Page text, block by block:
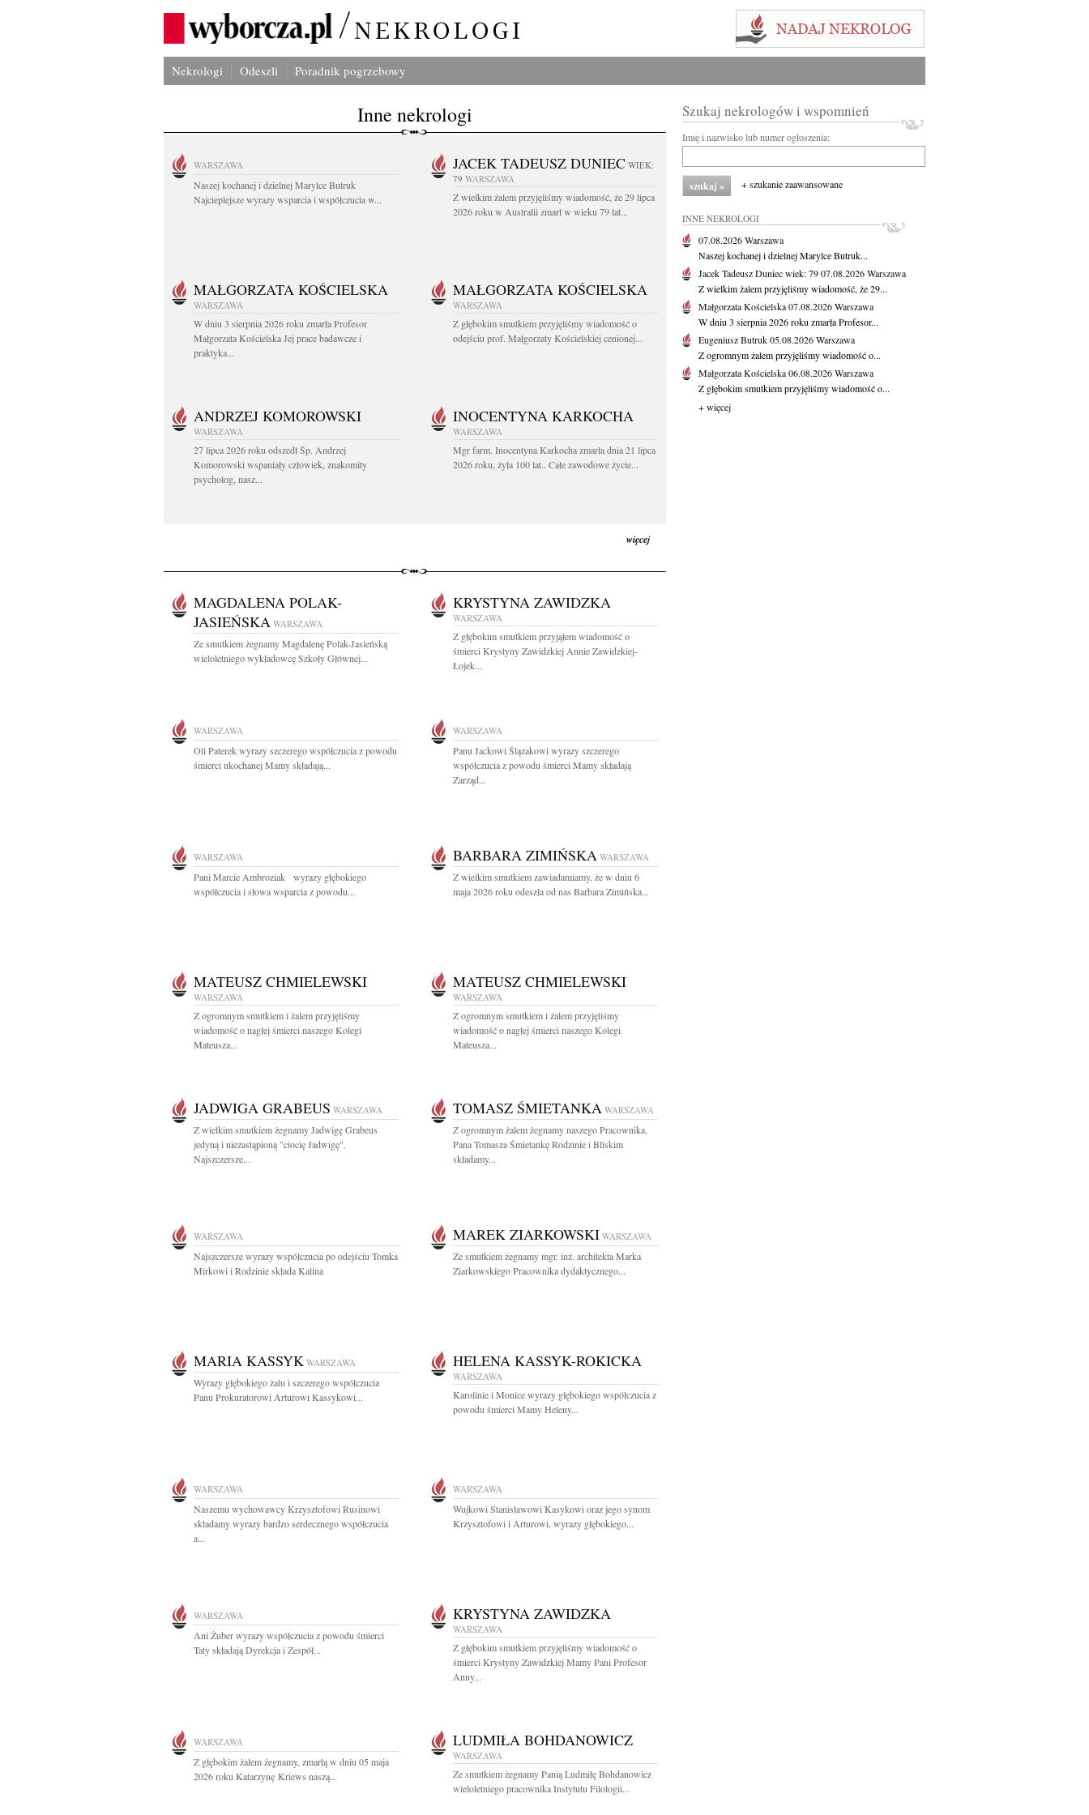
Nekrologi Odeszli Poradnik pogrzebowy
Inne nekrologi
WARSZAWA
Naszej kochanej i dzielnej Marylce Butruk
Najcieplejsze wyrazy wsparcia i współczucia w...
JACEK TADEUSZ DUNIEC WIEK:
79 WARSZAWA
Z wielkim żalem przyjęliśmy wiadomość, że 29 lipca
2026 roku w Australii zmarł w wieku 79 lat...
MAŁGORZATA KOŚCIELSKA
WARSZAWA
W dniu 3 sierpnia 2026 roku zmarła Profesor
Małgorzata Kościelska Jej prace badawcze i
praktyka...
MAŁGORZATA KOŚCIELSKA
WARSZAWA
Z głębokim smutkiem przyjęliśmy wiadomość o
odejściu prof. Małgorzaty Kościelskiej cenionej...
ANDRZEJ KOMOROWSKI
WARSZAWA
27 lipca 2026 roku odszedł Śp. Andrzej
Komorowski wspaniały człowiek, znakomity
psycholog, nasz...
INOCENTYNA KARKOCHA
WARSZAWA
Mgr farm. Inocentyna Karkocha zmarła dnia 21 lipca
2026 roku, żyła 100 lat.. Całe zawodowe życie...
więcej
MAGDALENA POLAK-
JASIEŃSKA WARSZAWA
Ze smutkiem żegnamy Magdalenę Polak-Jasieńską
wieloletniego wykładowcę Szkoły Głównej...
KRYSTYNA ZAWIDZKA
WARSZAWA
Z głębokim smutkiem przyjąłem wiadomość o
śmierci Krystyny Zawidzkiej Annie Zawidzkiej-
Łojek...
WARSZAWA
Oli Paterek wyrazy szczerego współczucia z powodu
śmierci ukochanej Mamy składają...
WARSZAWA
Panu Jackowi Ślązakowi wyrazy szczerego
współczucia z powodu śmierci Mamy składają
Zarząd...
WARSZAWA
Pani Marcie Ambroziak wyrazy głębokiego
współczucia i słowa wsparcia z powodu...
BARBARA ZIMIŃSKA WARSZAWA
Z wielkim smutkiem zawiadamiamy, że w dniu 6
maja 2026 roku odeszła od nas Barbara Zimińska...
MATEUSZ CHMIELEWSKI
WARSZAWA
Z ogromnym smutkiem i żalem przyjęliśmy
wiadomość o nagłej śmierci naszego Kolegi
Mateusza...
MATEUSZ CHMIELEWSKI
WARSZAWA
Z ogromnym smutkiem i żalem przyjęliśmy
wiadomość o nagłej śmierci naszego Kolegi
Mateusza...
JADWIGA GRABEUS WARSZAWA
Z wielkim smutkiem żegnamy Jadwigę Grabeus
jedyną i niezastąpioną "ciocię Jadwigę".
Najszczersze...
TOMASZ ŚMIETANKA WARSZAWA
Z ogromnym żalem żegnamy naszego Pracownika,
Pana Tomasza Śmietankę Rodzinie i Bliskim
składamy...
WARSZAWA
Najszczersze wyrazy współczucia po odejściu Tomka
Mirkowi i Rodzinie składa Kalina
MAREK ZIARKOWSKI WARSZAWA
Ze smutkiem żegnamy mgr. inż. architekta Marka
Ziarkowskiego Pracownika dydaktycznego...
MARIA KASSYK WARSZAWA
Wyrazy głębokiego żalu i szczerego współczucia
Panu Prokuratorowi Arturowi Kassykowi...
HELENA KASSYK-ROKICKA
WARSZAWA
Karolinie i Monice wyrazy głębokiego współczucia z
powodu śmierci Mamy Heleny...
WARSZAWA
Naszemu wychowawcy Krzysztofowi Rusinowi
skladamy wyrazy bardzo serdecznego współczucia
a...
WARSZAWA
Wujkowi Stanisławowi Kasykowi oraz jego synom
Krzysztofowi i Arturowi, wyrazy głębokiego...
WARSZAWA
Ani Żuber wyrazy współczucia z powodu śmierci
Taty składają Dyrekcja i Zespół...
KRYSTYNA ZAWIDZKA
WARSZAWA
Z głębokim smutkiem przyjęliśmy wiadomość o
śmierci Krystyny Zawidzkiej Mamy Pani Profesor
Anny...
WARSZAWA
Z głębokim żalem żegnamy, zmarłą w dniu 05 maja
2026 roku Katarzynę Kriews naszą...
LUDMIŁA BOHDANOWICZ
WARSZAWA
Ze smutkiem żegnamy Panią Ludmiłę Bohdanowicz
wieloletniego pracownika Instytutu Filologii...
Szukaj nekrologów i wspomnień
Imię i nazwisko lub numer ogłoszenia:
+ szukanie zaawansowane
INNE NEKROLOGI
07.08.2026Warszawa
Naszej kochanej i dzielnej Marylce Butruk...
Jacek Tadeusz Duniecwiek: 7907.08.2026Warszawa
Z wielkim żalem przyjęliśmy wiadomość, że 29...
Małgorzata Kościelska07.08.2026Warszawa
W dniu 3 sierpnia 2026 roku zmarła Profesor...
Eugeniusz Butruk05.08.2026Warszawa
Z ogromnym żalem przyjęliśmy wiadomość o...
Małgorzata Kościelska06.08.2026Warszawa
Z głębokim smutkiem przyjęliśmy wiadomość o...
+ więcej